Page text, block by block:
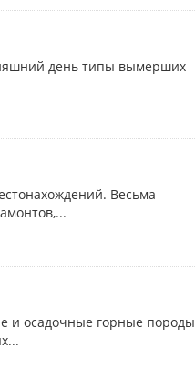
день типы вымерших
Весьма
и осадочные горные породы